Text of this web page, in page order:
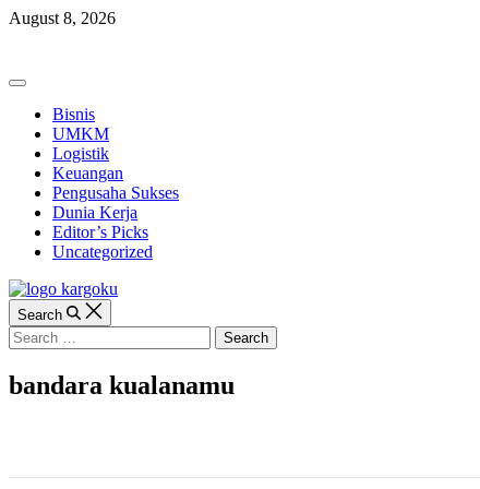
Skip
August 8, 2026
Off
CanvasBisnis
UMKM
Logistik
Keuangan
Pengusaha Sukses
Dunia Kerja
Editor’s Picks
Uncategorized
Search
Search
for:
bandara kualanamu